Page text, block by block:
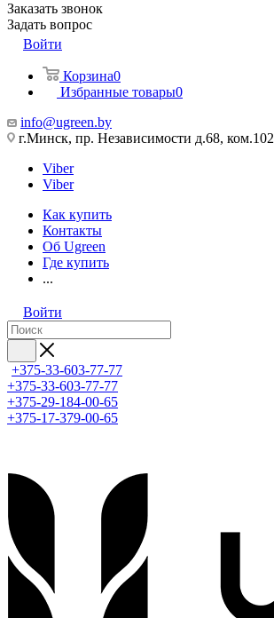
Заказать звонок
Задать вопрос
Войти
Корзина0
Избранные товары0
info@ugreen.by
г.Минск, пр. Независимости д.68, ком.102
Viber
Viber
Как купить
Контакты
Об Ugreen
Где купить
...
Войти
+375-33-603-77-77
+375-33-603-77-77
+375-29-184-00-65
+375-17-379-00-65